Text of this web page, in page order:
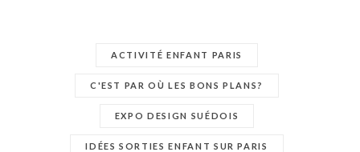
ACTIVITÉ ENFANT PARIS
C'EST PAR OÙ LES BONS PLANS?
EXPO DESIGN SUÉDOIS
IDÉES SORTIES ENFANT SUR PARIS